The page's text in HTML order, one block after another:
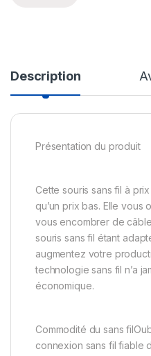
Description
Présentation du produit
Cette souris sans fil à
qu’un prix bas. Elle
vous encombrer de
souris sans fil étant
augmentez votre
technologie sans fil n’a
économique.
Commodité du sans
connexion sans fil fiable